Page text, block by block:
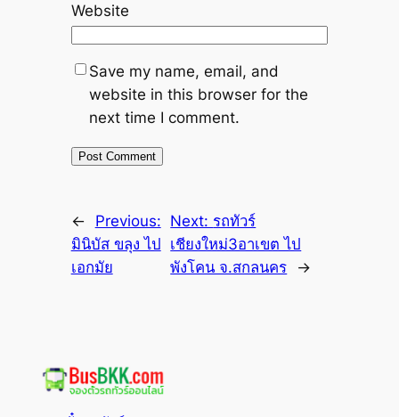
Website
Save my name, email, and
website in this browser for the
next time I comment.
←
Previous:
มินิบัส ขลุง ไป
เอกมัย
Next: รถทัวร์
เชียงใหม่3อาเขต ไป
พังโคน จ.สกลนคร
→